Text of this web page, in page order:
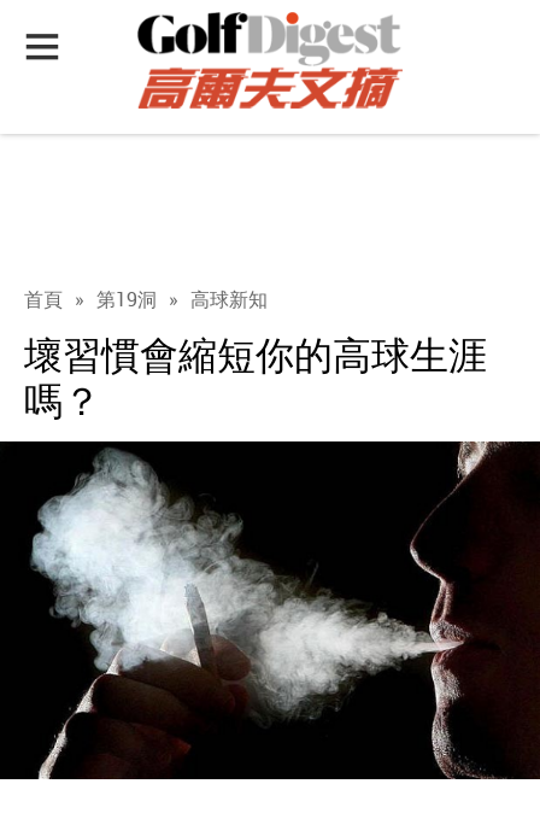
首頁 » 第19洞 » 高球新知
壞習慣會縮短你的高球生涯
嗎？